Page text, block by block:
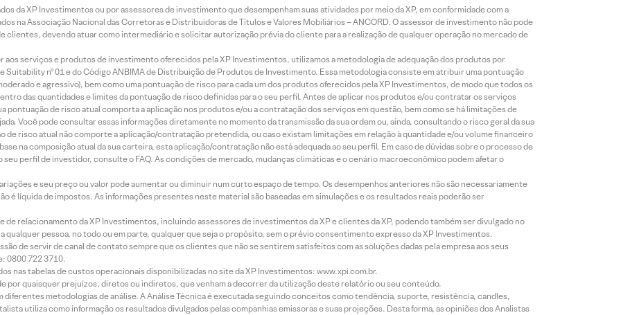
da XP Investimentos ou por assessores de investimento que desempenham suas atividades por meio da XP, em conformidade com a
na Associação Nacional das Corretoras e Distribuidoras de Títulos e Valores Mobiliários – ANCORD. O assessor de investimento não pode
devendo atuar como intermediário e solicitar autorização prévia do cliente para a realização de qualquer operação no mercado de
aos serviços e produtos de investimento oferecidos pela XP Investimentos, utilizamos a metodologia de adequação dos produtos por
nº 01 e do Código ANBIMA de Distribuição de Produtos de Investimento. Essa metodologia consiste em atribuir uma pontuação
e agressivo), bem como uma pontuação de risco para cada um dos produtos oferecidos pela XP Investimentos, de modo que todos os
das quantidades e limites da pontuação de risco definidas para o seu perfil. Antes de aplicar nos produtos e/ou contratar os serviços
de risco atual comporta a aplicação nos produtos e/ou a contratação dos serviços em questão, bem como se há limitações de
Você pode consultar essas informações diretamente no momento da transmissão da sua ordem ou, ainda, consultando o risco geral da sua
de risco atual não comporte a aplicação/contratação pretendida, ou caso existam limitações em relação à quantidade e/ou volume financeiro
na composição atual da sua carteira, esta aplicação/contratação não está adequada ao seu perfil. Em caso de dúvidas sobre o processo de
perfil de investidor, consulte o FAQ. As condições de mercado, mudanças climáticas e o cenário macroeconômico podem afetar o
e seu preço ou valor pode aumentar ou diminuir num curto espaço de tempo. Os desempenhos anteriores não são necessariamente
é líquida de impostos. As informações presentes neste material são baseadas em simulações e os resultados reais poderão ser
relacionamento da XP Investimentos, incluindo assessores de investimentos da XP e clientes da XP, podendo também ser divulgado no
qualquer pessoa, no todo ou em parte, qualquer que seja o propósito, sem o prévio consentimento expresso da XP Investimentos.
de servir de canal de contato sempre que os clientes que não se sentirem satisfeitos com as soluções dadas pela empresa aos seus
0800 722 3710.
nas tabelas de custos operacionais disponibilizadas no site da XP Investimentos: www.xpi.com.br.
por quaisquer prejuízos, diretos ou indiretos, que venham a decorrer da utilização deste relatório ou seu conteúdo.
diferentes metodologias de análise. A Análise Técnica é executada seguindo conceitos como tendência, suporte, resistência, candles,
utiliza como informação os resultados divulgados pelas companhias emissoras e suas projeções. Desta forma, as opiniões dos Analistas